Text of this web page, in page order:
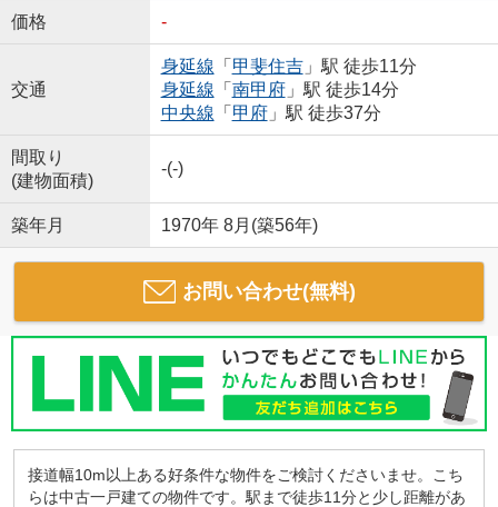
価格 -
交通
身延線 「 甲斐住吉」駅 徒歩11分
身延線 「 南甲府」駅 徒歩14分
中央線 「 甲府」駅 徒歩37分
間取り
(建物面積)
-(-)
築年月 1970年 8月(築56年)
お問い合わせ(無料)
接道幅10m以上ある好条件な物件をご検討くださいませ。こち
らは中古一戸建ての物件です。駅まで徒歩11分と少し距離があ